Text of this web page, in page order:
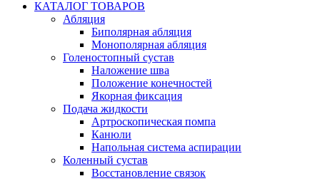
КАТАЛОГ ТОВАРОВ
Абляция
Биполярная абляция
Монополярная абляция
Голеностопный сустав
Наложение шва
Положение конечностей
Якорная фиксация
Подача жидкости
Артроскопическая помпа
Канюли
Напольная система аспирации
Коленный сустав
Восстановление связок